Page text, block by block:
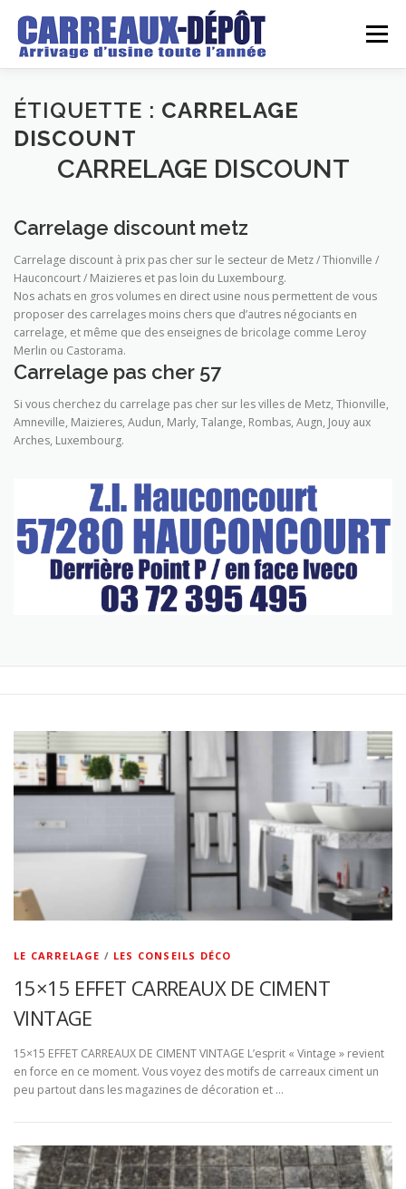
contenu
Menu
LE DEPOT GROSSISTE DETAILLANT
ARRIVAGES DEVIS REALISATIONS BLOG
CONTACT
ÉTIQUETTE : CARRELAGE
DISCOUNT
CARRELAGE DISCOUNT
Carrelage discount metz
Carrelage discount à prix pas cher sur le secteur de Metz / Thionville /
Hauconcourt / Maizieres et pas loin du Luxembourg.
Nos achats en gros volumes en direct usine nous permettent de vous
proposer des carrelages moins chers que d’autres négociants en
carrelage, et même que des enseignes de bricolage comme Leroy
Merlin ou Castorama.
Carrelage pas cher 57
Si vous cherchez du carrelage pas cher sur les villes de Metz, Thionville,
Amneville, Maizieres, Audun, Marly, Talange, Rombas, Augn, Jouy aux
Arches, Luxembourg.
LE CARRELAGE / LES CONSEILS DÉCO
15×15 EFFET CARREAUX DE CIMENT
VINTAGE
15×15 EFFET CARREAUX DE CIMENT VINTAGE L’esprit « Vintage » revient
en force en ce moment. Vous voyez des motifs de carreaux ciment un
peu partout dans les magazines de décoration et …